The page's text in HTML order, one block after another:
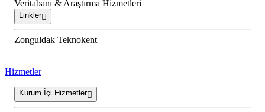
Veritabanı & Araştırma Hizmetleri
Linkler
Zonguldak Teknokent
Hizmetler
Kurum İçi Hizmetler